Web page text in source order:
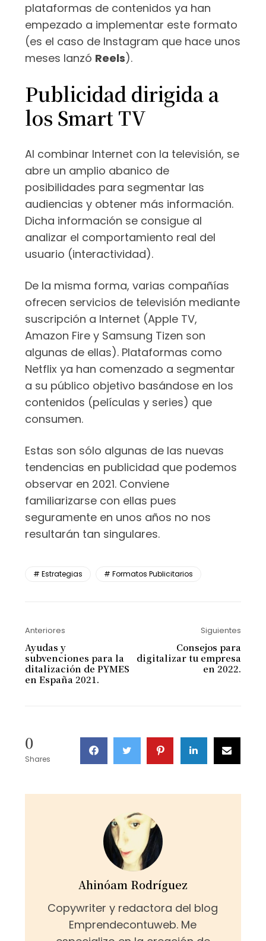
plataformas de contenidos ya han
empezado a implementar este formato
(es el caso de Instagram que hace unos
meses lanzó Reels).
Publicidad dirigida a
los Smart TV
Al combinar Internet con la televisión, se
abre un amplio abanico de
posibilidades para segmentar las
audiencias y obtener más información.
Dicha información se consigue al
analizar el comportamiento real del
usuario (interactividad).
De la misma forma, varias compañías
ofrecen servicios de televisión mediante
suscripción a Internet (Apple TV,
Amazon Fire y Samsung Tizen son
algunas de ellas). Plataformas como
Netflix ya han comenzado a segmentar
a su público objetivo basándose en los
contenidos (películas y series) que
consumen.
Estas son sólo algunas de las nuevas
tendencias en publicidad que podemos
observar en 2021. Conviene
familiarizarse con ellas pues
seguramente en unos años no nos
resultarán tan singulares.
Estrategias Formatos Publicitarios
Anteriores
Ayudas y
subvenciones para la
ditalización de PYMES
en España 2021.
Siguientes
Consejos para
digitalizar tu empresa
en 2022.
0
Shares
Ahinóam Rodríguez
Copywriter y redactora del blog
Emprendecontuweb. Me